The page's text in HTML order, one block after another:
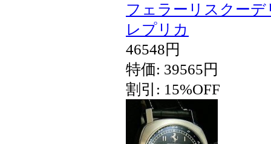
フェラーリスクー
レプリカ
46548円
特価: 39565円
割引: 15%OFF